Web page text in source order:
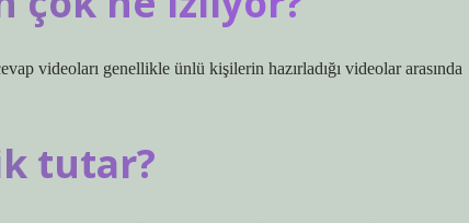
videoları genellikle ünlü kişilerin hazırladığı videolar arasında
tutar?